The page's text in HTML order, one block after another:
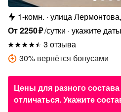
1-комн. улица
От2250₽/сутки укажите
3 отзыва
30% вернётся бонусами
Цены для разного состава
отличаться. Укажите